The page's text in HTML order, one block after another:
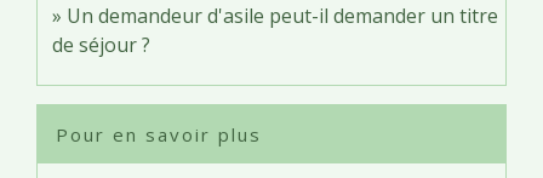
Un demandeur d'asile peut-il demander un titre
de séjour ?
Pour en savoir plus